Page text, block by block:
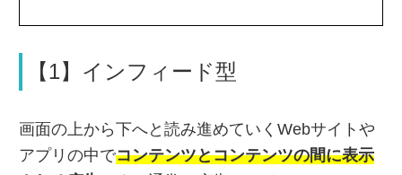
【1】インフィード型
画面の上から下へと読み進めていくWebサイトや
アプリの中でコンテンツとコンテンツの間に表示